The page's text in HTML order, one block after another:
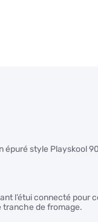
style Playskool
l’étui connecté
tranche de fromage.